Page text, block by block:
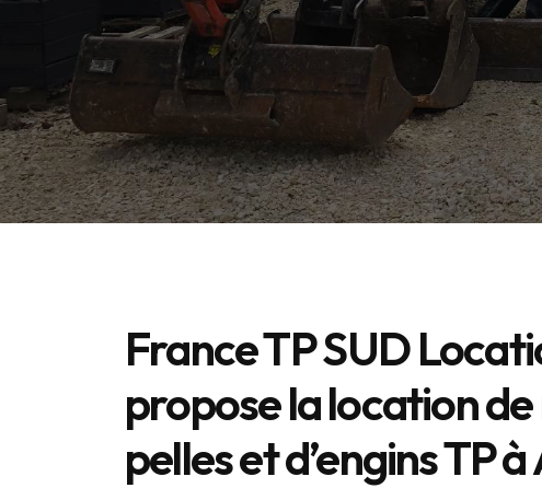
France TP SUD
propose la location
pelles et d’engins TP